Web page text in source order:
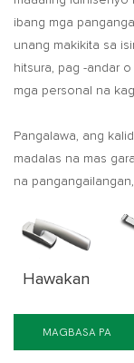
ibang mga
unang makikita sa
hitsura, pag -andar
mga personal na
Pangalawa, ang
madalas na mas
na
Hawakan
MAGBASA PA